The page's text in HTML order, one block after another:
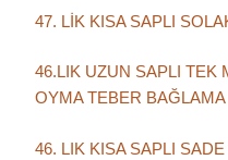
47. LİK KISA SAPLI
46.LIK UZUN SAPLI TEK
OYMA TEBER BAĞLAMA
46. LIK KISA SAPLI